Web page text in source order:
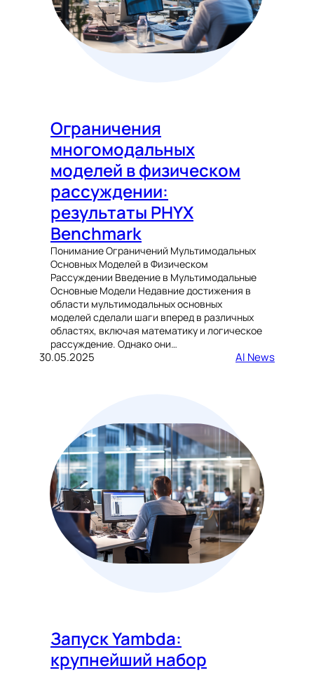
Ограничения
многомодальных
моделей в физическом
рассуждении:
результаты PHYX
Benchmark
Понимание Ограничений Мультимодальных
Основных Моделей в Физическом
Рассуждении Введение в Мультимодальные
Основные Модели Недавние достижения в
области мультимодальных основных
моделей сделали шаги вперед в различных
областях, включая математику и логическое
рассуждение. Однако они…
30.05.2025 AI News
Запуск Yambda:
крупнейший набор